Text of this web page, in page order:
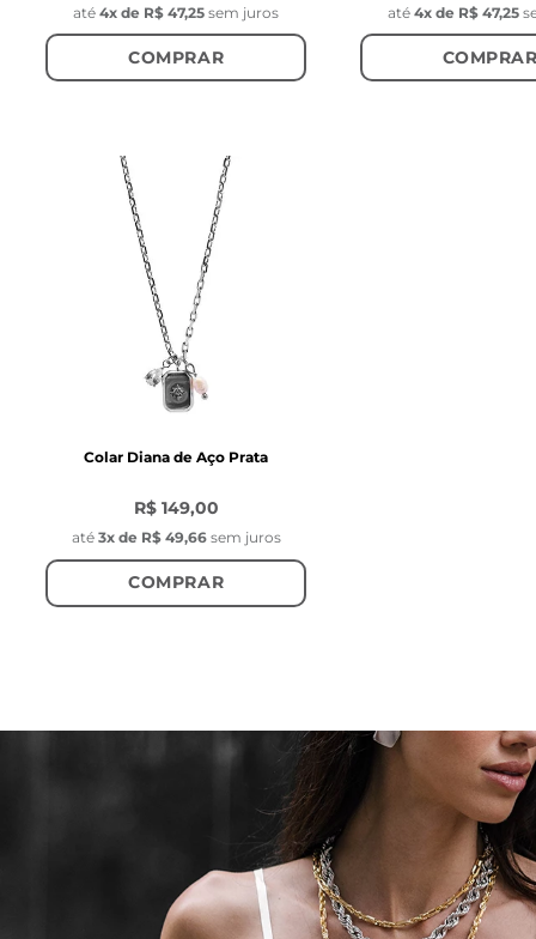
até 4x de R$ 47,25 sem juros
COMPRAR
até 4x de R$ 47,25
Colar Diana de Aço Prata
R$ 149,00
até 3x de R$ 49,66 sem juros
COMPRAR